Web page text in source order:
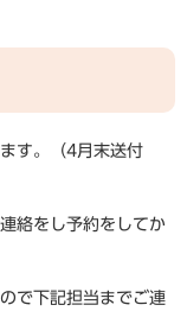
す。（4月末送付
絡をし予約をしてか
で下記担当までご連